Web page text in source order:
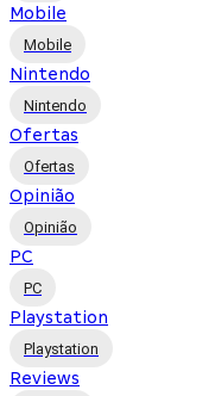
Mobile
Mobile
Nintendo
Nintendo
Ofertas
Ofertas
Opinião
Opinião
PC
PC
Playstation
Playstation
Reviews